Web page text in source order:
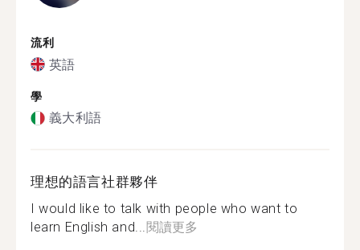
流利
英語
學
義大利語
理想的語言社群夥伴
I would like to talk with people who want to
learn English and...閱讀更多